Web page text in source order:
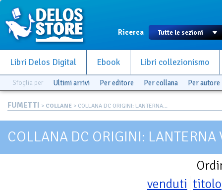
Ricerca
Libri Delos Digital Ebook Libri collezionismo
Sfoglia per Ultimi arrivi Per editore Per collana Per autore
FUMETTI > COLLANE > COLLANA DC ORIGINI: LANTERNA...
COLLANA DC ORIGINI: LANTERNA
venduti titolo